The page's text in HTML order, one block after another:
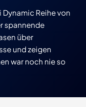
Dynamic Reihe von
spannende
über
und zeigen
war noch nie so